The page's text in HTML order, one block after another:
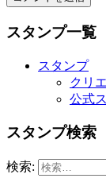
スタンプ一覧
スタンプ
クリ
公式
スタンプ検索
検索: